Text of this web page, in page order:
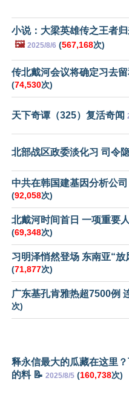
小说：大梁英雄传之王者
🖼️ 2025/8/6 (567,168次)
传北戴河会议将确定习去
(74,530次)
天下奇谭（325）复活奇闻
北部战区政委淡化习 司令
中共在韩国建基因分析公
(92,058次)
北戴河时间首日 一项重要
(69,348次)
习明泽悄然登场 东南亚“放
(71,877次)
广东基孔肯雅热超7500例
次)
释永信最大的瓜藏在这里
的料 📝 2025/8/5 (160,738次)